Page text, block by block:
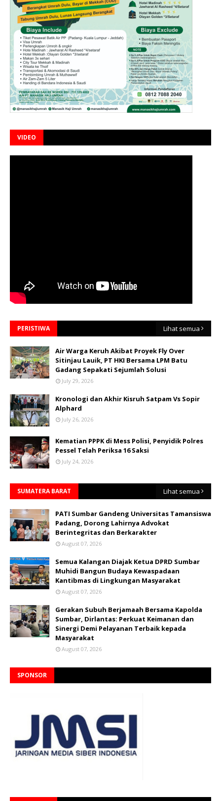
VIDEO
PERISTIWA Lihat semua
Air Warga Keruh Akibat Proyek Fly Over
Sitinjau Lauik, PT HKI Bersama LPM Batu
Gadang Sepakati Sejumlah Solusi
July 29, 2026
Kronologi dan Akhir Kisruh Satpam Vs Sopir
Alphard
July 26, 2026
Kematian PPPK di Mess Polisi, Penyidik Polres
Pessel Telah Periksa 16 Saksi
July 24, 2026
SUMATERA BARAT Lihat semua
PATI Sumbar Gandeng Universitas Tamansiswa
Padang, Dorong Lahirnya Advokat
Berintegritas dan Berkarakter
August 07, 2026
Semua Kalangan Diajak Ketua DPRD Sumbar
Muhidi Bangun Budaya Kewaspadaan
Kantibmas di Lingkungan Masyarakat
August 07, 2026
Gerakan Subuh Berjamaah Bersama Kapolda
Sumbar, Dirlantas: Perkuat Keimanan dan
Sinergi Demi Pelayanan Terbaik kepada
Masyarakat
August 07, 2026
SPONSOR